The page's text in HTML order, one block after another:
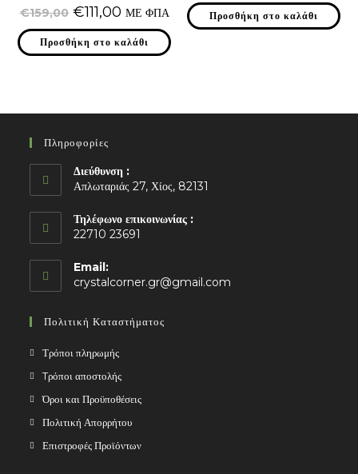
€159,00 Original
price
was:
€159,00.
€111,00Η
τρέχουσα
τιμή
είναι:
€111,00.
ΜΕ ΦΠΑ
Προσθήκη στο καλάθι
Προσθήκη στο καλάθι
Πληροφορίες
Διεύθυνση :
Απλωταριάς 27, Χίος, 82131
Τηλέφωνο επικοινωνίας :
22710 23691
Email:
crystalcorner.gr@gmail.com
Πολιτική Καταστήματος
Τρόποι πληρωμής
Tρόποι αποστολής
Όροι και Προϋποθέσεις
Πολιτική Απορρήτου
Επιστροφές Προϊόντων